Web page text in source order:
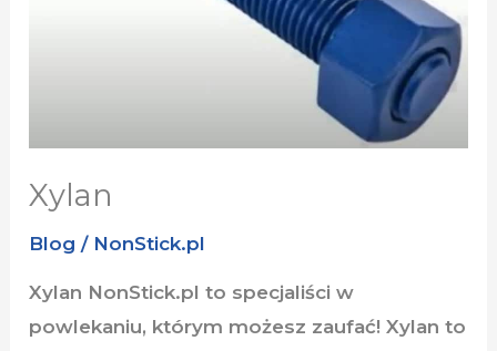
Xylan
Blog / NonStick.pl
Xylan NonStick.pl to specjaliści w
powlekaniu, którym możesz zaufać! Xylan to